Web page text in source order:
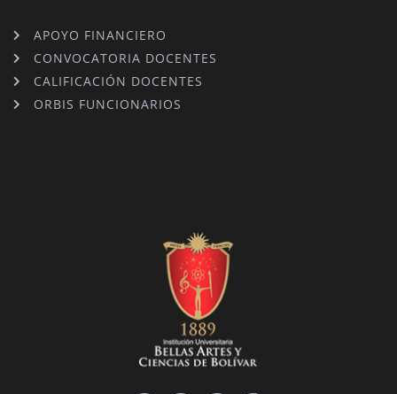
APOYO FINANCIERO
CONVOCATORIA DOCENTES
CALIFICACIÓN DOCENTES
ORBIS FUNCIONARIOS